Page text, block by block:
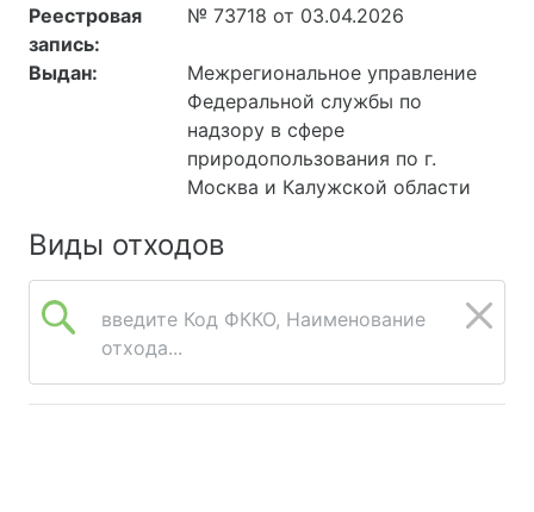
Реестровая
запись:
№ 73718 от 03.04.2026
Выдан:
Межрегиональное управление
Федеральной службы по
надзору в сфере
природопользования по г.
Москва и Калужской области
Виды отходов
введите Код ФККО, Наименование
отхода...